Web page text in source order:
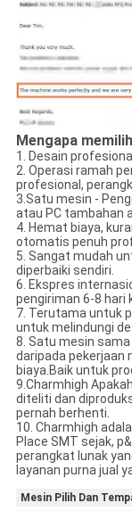
Mengapa
1. Desain
2. Operasi ramah
profesional,
3.Satu mesin -
atau PC tambahan
4. Hemat biaya,
otomatis penuh
5. Sangat mudah
diperbaiki sendiri.
6. Ekspres
pengiriman 6-8 hari
7. Terutama untuk
untuk melindungi
8. Satu mesin
daripada pekerjaan
biaya.Baik untuk
9.Charmhigh
diteliti dan
pernah berhenti.
10. Charmhigh
Place SMT sejak,
perangkat lunak
layanan purna jual
Mesin Pilih Dan